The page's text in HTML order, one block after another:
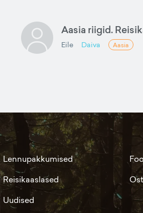
Aasia riigid.
Eile Daiva Aasia
Lennupakkumised
Reisikaaslased
Uudised